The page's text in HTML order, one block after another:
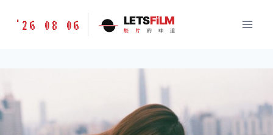
胶
LETSFILM
'26 08 06 LETSFiLM
胶 片 的 味 道